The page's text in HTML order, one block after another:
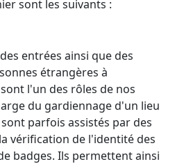
sont les suivants :
entrées ainsi que des
étrangères à
l'un des rôles de nos
du gardiennage d'un lieu
parfois assistés par des
vérification de l'identité des
badges. Ils permettent ainsi